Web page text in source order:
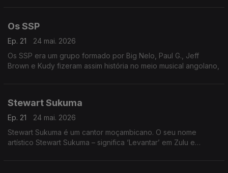
Os SSP
Ep. 21
24 mai. 2026
Os SSP era um grupo formado por Big Nelo, Paul G., Jeff
Brown e Kudy fizeram assim história no meio musical angolano,
Stewart Sukuma
Ep. 21
24 mai. 2026
Stewart Sukuma é um cantor moçambicano. O seu nome
artístico Stewart Sukuma – significa ‘Levantar’ em Zulu e